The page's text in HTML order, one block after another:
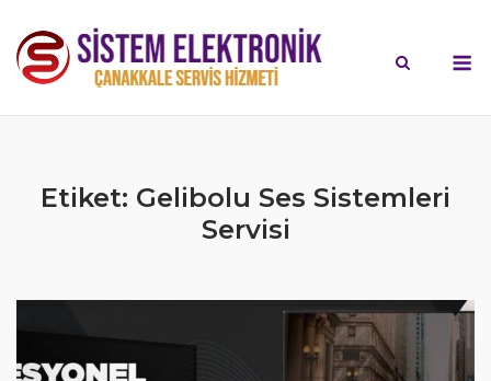
content
Etiket: Gelibolu Ses Sistemleri
Servisi